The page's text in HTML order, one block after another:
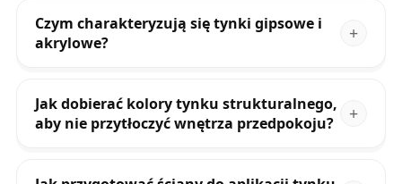
Czym charakteryzują się tynki gipsowe i
akrylowe?
Jak dobierać kolory tynku strukturalnego,
aby nie przytłoczyć wnętrza przedpokoju?